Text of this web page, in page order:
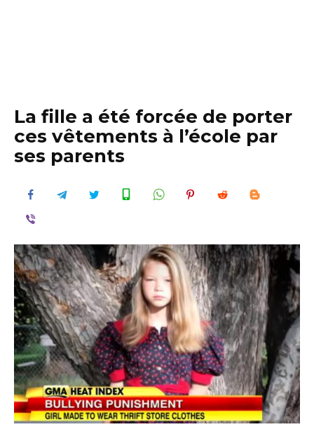
La fille a été forcée de porter
ces vêtements à l’école par
ses parents